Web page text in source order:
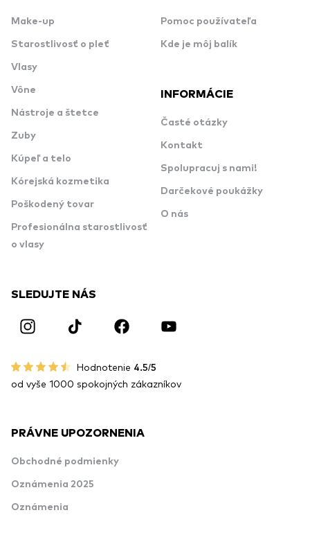
Make-up
Starostlivosť o pleť
Vlasy
Vône
Nástroje a štetce
Zuby
Kúpeľ a telo
Kórejská kozmetika
Poškodený tovar
Profesionálna starostlivosť
o vlasy
Pomoc používateľa
Kde je môj balík
INFORMÁCIE
Časté otázky
Kontakt
Spolupracuj s nami!
Darčekové poukážky
O nás
SLEDUJTE NÁS
Hodnotenie 4.5/5
od vyše 1000 spokojných zákazníkov
PRÁVNE UPOZORNENIA
Obchodné podmienky
Oznámenia 2025
Oznámenia